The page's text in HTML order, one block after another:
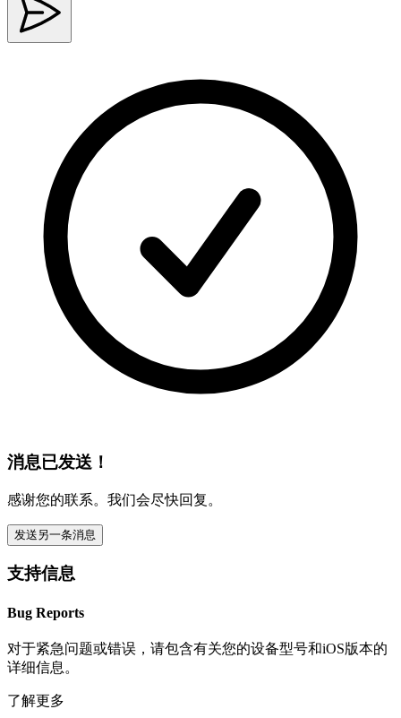
消息已发送！
感谢您的联系。我们会尽快回复。
发送另一条消息
支持信息
Bug Reports
对于紧急问题或错误，请包含有关您的设备型号和iOS版本的
详细信息。
了解更多